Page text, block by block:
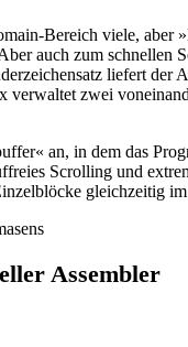
Bereich viele, aber
auch zum schnellen
liefert
verwaltet zwei
an, in dem das
Scrolling und
gleichzeitig
Assembler